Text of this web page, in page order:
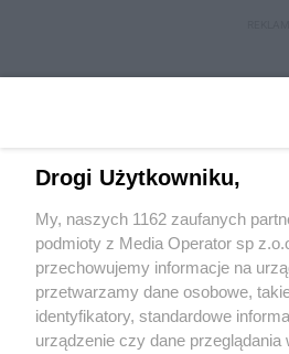
Wydawca mediówlokalnych
Drogi Użytkowniku,
My, naszych 1162 zaufanych
podmioty z Media Operator sp
przechowujemy informacje na
przetwarzamy dane osobowe,
identyfikatory, standardowe
urządzenie czy dane przeglądania